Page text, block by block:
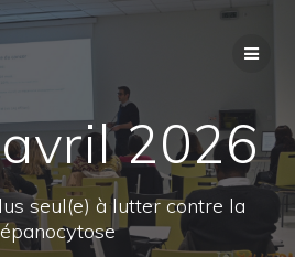
Passer
avril 2026
seul(e) à lutter contre la